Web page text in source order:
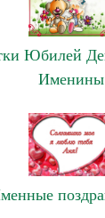
Юбилей
Именины